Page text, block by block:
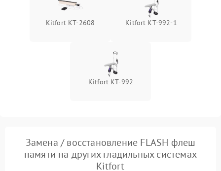
Неисправность блока
1500 ₽ Подробнее →
1000 ₽
Неисправность
2000 ₽
Kitfort КТ-2608 Kitfort КТ-992-1
Kitfort KT-992
Замена / восстановление FLASH флеш
памяти на других гладильных системах
Kitfort